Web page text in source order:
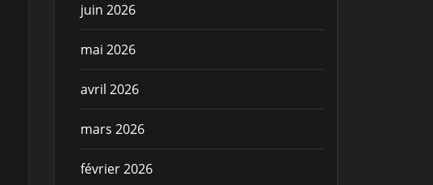
juin 2026
mai 2026
avril 2026
mars 2026
février 2026